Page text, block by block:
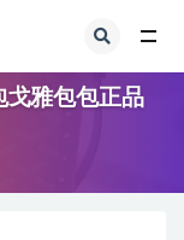
戈雅包包正品